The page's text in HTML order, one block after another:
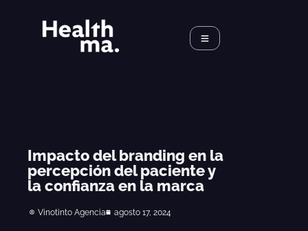
Impacto del branding en la
percepción del paciente y
la confianza en la marca
Vinotinto Agencia agosto 17, 2024